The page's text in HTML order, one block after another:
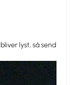
lyst, så send